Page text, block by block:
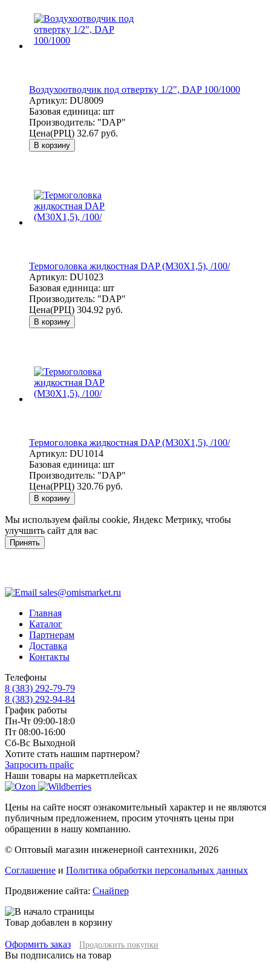
Воздухоотводчик под отвертку 1/2", DAP 100/1000
Артикул: DU8009
Базовая единица: шт
Производитель: "DAP"
Цена(РРЦ) 32.67 руб.
В корзину
Термоголовка жидкостная DAP (M30X1,5), /100/
Артикул: DU1023
Базовая единица: шт
Производитель: "DAP"
Цена(РРЦ) 304.92 руб.
В корзину
Термоголовка жидкостная DAP (M30X1,5), /100/
Артикул: DU1014
Базовая единица: шт
Производитель: "DAP"
Цена(РРЦ) 320.76 руб.
В корзину
Мы используем файлы cookie, Яндекс Метрику, чтобы
улучшить сайт для вас
Принять
sales@omismarket.ru
Главная
Каталог
Партнерам
Доставка
Контакты
Телефоны
8 (383) 292-79-79
8 (383) 292-94-84
График работы
Пн-Чт 09:00-18:0
Пт 08:00-16:00
Сб-Вс Выходной
Хотите стать нашим партнером?
Запросить прайс
Наши товары на маркетплейсах
Цены на сайте носят ознакомительный характер и не являются
публичным предложением, просим уточнять цены при
обращении в нашу компанию.
© Оптовый магазин инженерной сантехники, 2026
Соглашение и Политика обработки персональных данных
Продвижение сайта: Снайпер
Товар добавлен в корзину
Оформить заказ Продолжить покупки
Вы подписались на товар